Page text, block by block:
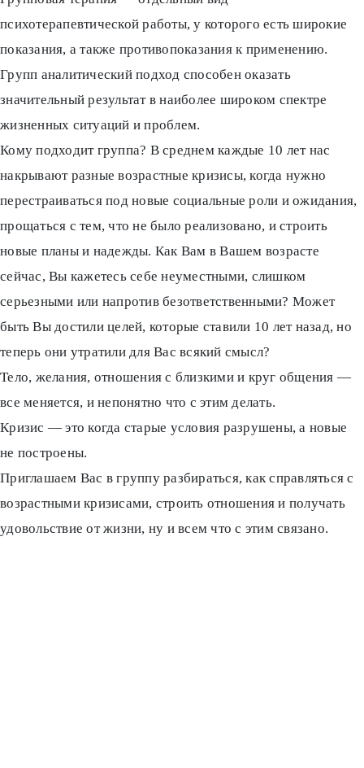
психотерапевтической работы, у которого есть широкие
показания, а также противопоказания к применению.
Групп аналитический подход способен оказать
значительный результат в наиболее широком спектре
жизненных ситуаций и проблем.
Кому подходит группа? В среднем каждые 10 лет нас
накрывают разные возрастные кризисы, когда нужно
перестраиваться под новые социальные роли и ожидания,
прощаться с тем, что не было реализовано, и строить
новые планы и надежды. Как Вам в Вашем возрасте
сейчас, Вы кажетесь себе неуместными, слишком
серьезными или напротив безответственными? Может
быть Вы достили целей, которые ставили 10 лет назад, но
теперь они утратили для Вас всякий смысл?
Тело, желания, отношения с близкими и круг общения —
все меняется, и непонятно что с этим делать.
Кризис — это когда старые условия разрушены, а новые
не построены.
Приглашаем Вас в группу разбираться, как справляться с
возрастными кризисами, строить отношения и получать
удовольствие от жизни, ну и всем что с этим связано.